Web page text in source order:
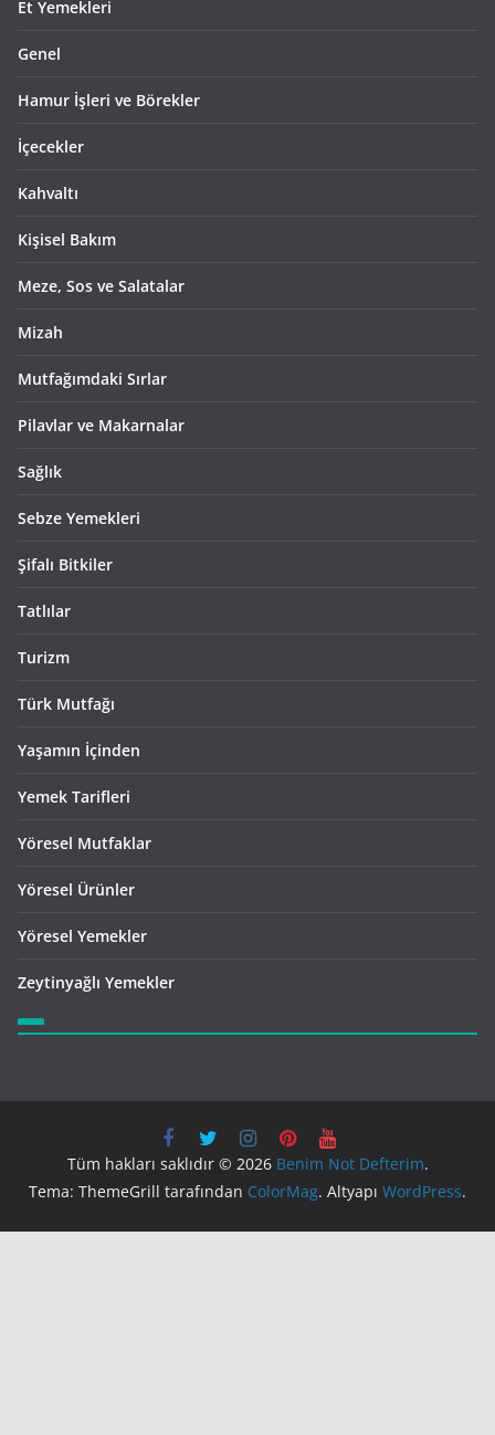
Et Yemekleri
Genel
Hamur İşleri ve Börekler
İçecekler
Kahvaltı
Kişisel Bakım
Meze, Sos ve Salatalar
Mizah
Mutfağımdaki Sırlar
Pilavlar ve Makarnalar
Sağlık
Sebze Yemekleri
Şifalı Bitkiler
Tatlılar
Turizm
Türk Mutfağı
Yaşamın İçinden
Yemek Tarifleri
Yöresel Mutfaklar
Yöresel Ürünler
Yöresel Yemekler
Zeytinyağlı Yemekler
Tüm hakları saklıdır © 2026 Benim Not Defterim.
Tema: ThemeGrill tarafından ColorMag. Altyapı WordPress.